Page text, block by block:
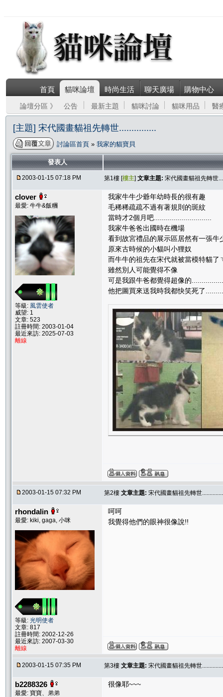
首頁 貓咪論壇 時尚生活 聊天廣場 購物中心
論壇分區 》 公告 最新主題 貓咪討論 貓咪用品 醫
[主題] 宋代國畫貓祖先轉世...............
討論區首頁 » 我家的貓寶貝
發表人
2003-01-15 07:18 PM 第1樓 [樓主] 文章主題: 宋代國畫貓祖先轉世
clover
最愛: 牛牛&飯糰
等級: 風雲使者
威望: 1
文章: 523
註冊時間: 2003-01-04
最近來訪: 2025-07-03
離線
我家牛牛少爺年幼時長的很有趣
毛稀稀疏疏不過有著規則的斑紋
當時才2個月吧.............................
我家牛爸爸出國時在機場
看到故宮禮品的展示區居然有一張牛
原來古時候的小貓叫小狸奴
而牛牛的祖先在宋代就被當模特貓了
雖然別人可能覺得不像
可是我跟牛爸都覺得超像的
他把圖買來送我時我都快笑死了
2003-01-15 07:32 PM 第2樓 文章主題: 宋代國畫貓祖先轉世
rhondalin
最愛: kiki, gaga, 小咪
等級: 光明使者
文章: 817
註冊時間: 2002-12-26
最近來訪: 2007-03-30
離線
呵呵
我覺得他們的眼神很像說!!
2003-01-15 07:35 PM 第3樓 文章主題: 宋代國畫貓祖先轉世
b2288326
最愛: 寶寶、弟弟
很像耶~~~